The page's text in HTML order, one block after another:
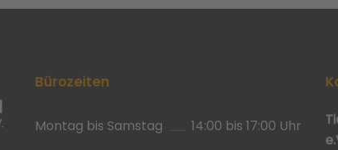
Bürozeiten
Montag bis Samstag
14:00 bis 17:00 Uhr